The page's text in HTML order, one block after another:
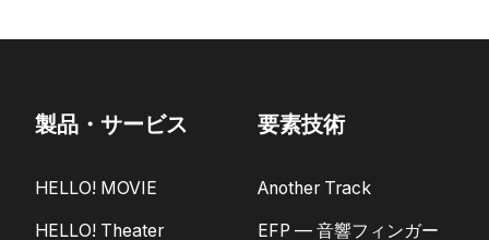
製品・サービス
HELLO! MOVIE
HELLO! Theater
要素技術
Another Track
EFP — 音響フィンガー